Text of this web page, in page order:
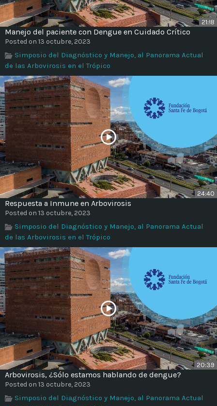
21:!8
Manejo del paciente con Dengue en Cuidado Crítico
Posted on 13 octubre, 2023
Simposio del Diagnóstico y Manejo, al Panorama Actual
de las Arbovirosis en el Trópico
24:40
Respuesta a Inmune en Arbovirosis
Posted on 13 octubre, 2023
Simposio del Diagnóstico y Manejo, al Panorama Actual
de las Arbovirosis en el Trópico
20:39
Arbovirosis, ¿Sólo estamos hablando de dengue?
Posted on 13 octubre, 2023
Simposio del Diagnóstico y Manejo, al Panorama Actual